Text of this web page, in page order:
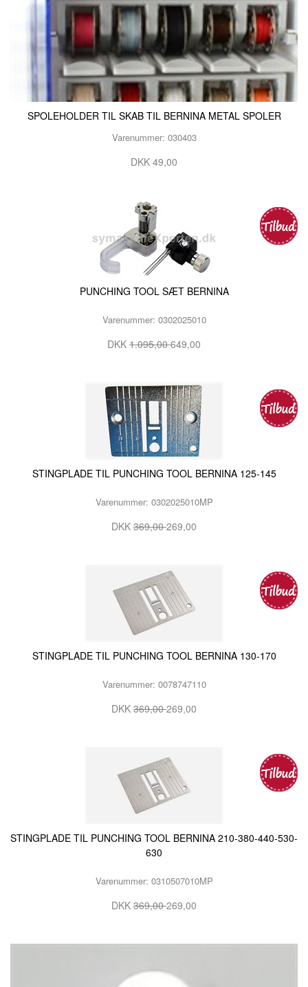
SPOLEHOLDER TIL SKAB TIL BERNINA METAL SPOLER
Varenummer: 030403
DKK 49,00
PUNCHING TOOL SÆT BERNINA
Varenummer: 0302025010
DKK 1.095,00649,00
STINGPLADE TIL PUNCHING TOOL BERNINA 125-145
Varenummer: 0302025010MP
DKK 369,00269,00
STINGPLADE TIL PUNCHING TOOL BERNINA 130-170
Varenummer: 0078747110
DKK 369,00269,00
STINGPLADE TIL PUNCHING TOOL BERNINA 210-380-440-530-
630
Varenummer: 0310507010MP
DKK 369,00269,00